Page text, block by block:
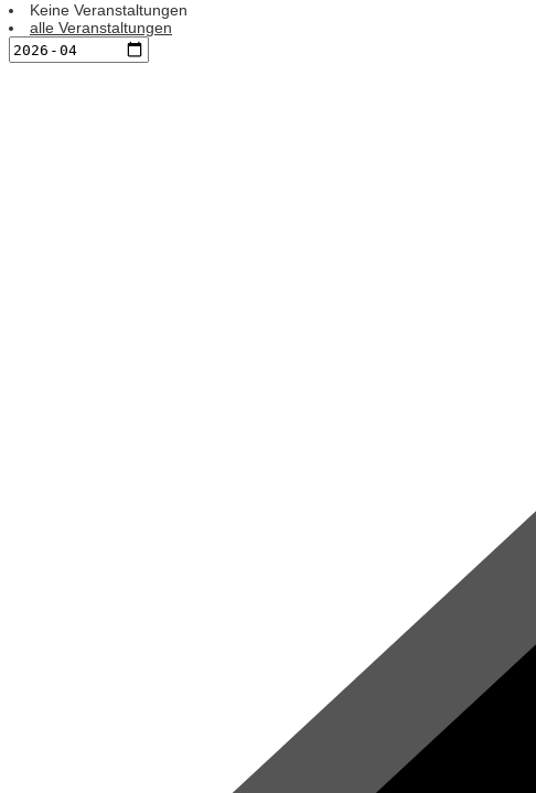
Keine Veranstaltungen
alle Veranstaltungen